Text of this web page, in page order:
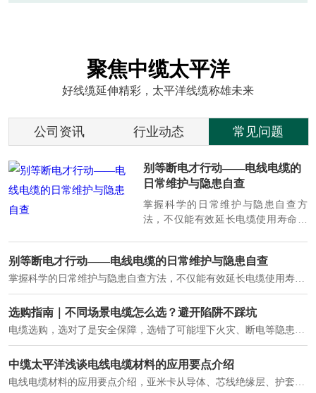
聚焦中缆太平洋
好线缆延伸精彩，太平洋线缆称雄未来
公司资讯 行业动态 常见问题
低压电力电缆全解析：结构、参
数与工程应用
低压电力电缆覆盖几乎所有配电末端
场景：工业厂房内部配电、商业建筑
列头柜供电等。
低压电力电缆全解析：结构、参数与工程应用
低压电力电缆覆盖几乎所有配电末端场景：工业厂房内部配电、商业建筑供电系统、住宅小区入户主线、市政工程路灯与景观供电、数据中心机房列头柜供电等。
工程电缆选型指南：低压、中压、防火电缆如何正确选择
低压电缆通常指额定电压 0.6/1kV 及以下的电力电缆，是建筑工程、市政工程中应用最广泛的电缆类型。低压电力电缆作为配电系统的 "毛细血管"，承担着从变压器到终端用电设备的电力传输重任。
电力电缆的优势与挑战-中缆太平洋